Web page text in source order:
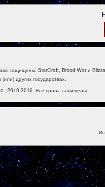
защищены. StarCraft, Brood War и
других государствах.
2010-2016. Все права защищены.